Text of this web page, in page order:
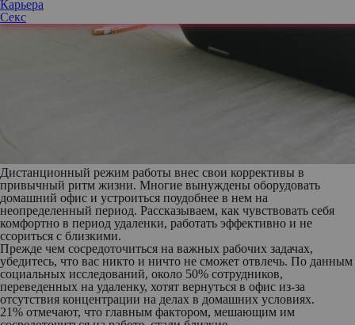
Карьера
Секс
Дистанционный режим работы внес свои коррективы в
привычный ритм жизни. Многие вынуждены оборудовать
домашний офис и устроиться поудобнее в нем на
неопределенный период. Рассказываем, как чувствовать себя
комфортно в период удаленки, работать эффективно и не
ссориться с близкими.
Прежде чем сосредоточиться на важных рабочих задачах,
убедитесь, что вас никто и ничто не сможет отвлечь. По данным
социальных исследований, около 50% сотрудников,
переведенных на удаленку, хотят вернуться в офис из-за
отсутствия концентрации на делах в домашних условиях.
21% отмечают, что главным фактором, мешающим им